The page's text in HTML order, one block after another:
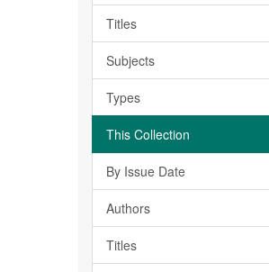
Titles
Subjects
Types
This Collection
By Issue Date
Authors
Titles